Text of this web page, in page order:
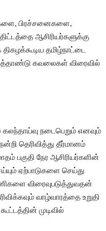
பிரச்சனைகளை,
ஆசிரியர்களுக்கு
தமிழ்நாட்டை
கவலைகள் விரைவில்
கலந்தாய்வு நடைபெறும் எனவும்
தெரிவித்து தீர்மானம்
பகுதி நேர ஆசிரியர்களின்
ஏற்பாடுகளை செய்து
விரைவுபடுத்துவதன்
வாழ்வாரத்தை உறுதி
முடிவில்